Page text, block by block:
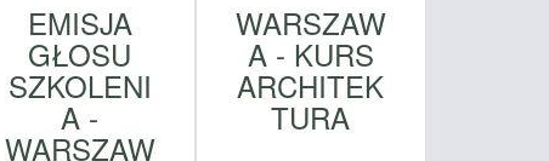
EMISJA
GŁOSU
SZKOLENI
A -
WARSZAW
WARSZAW
A - KURS
ARCHITEK
TURA